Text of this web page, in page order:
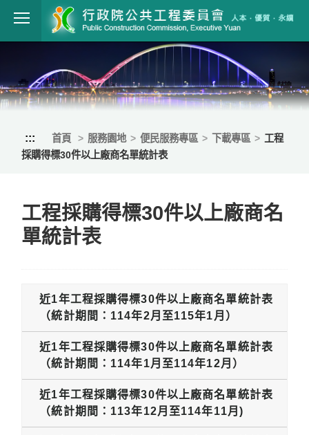
跳到主要內容
行政院公共工
::: 首頁 服務園地 便民服務專區 下載專區
工程
採購得標30件以上廠商名單統計表
工程採購得標30件以上廠商名
單統計表
近1年工程採購得標30件以上廠商名單統計表
（統計期間：114年2月至115年1月）
近1年工程採購得標30件以上廠商名單統計表
（統計期間：114年1月至114年12月）
近1年工程採購得標30件以上廠商名單統計表
（統計期間：113年12月至114年11月)